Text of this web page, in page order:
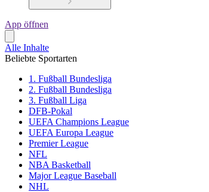
App öffnen
Alle Inhalte
Beliebte Sportarten
1. Fußball Bundesliga
2. Fußball Bundesliga
3. Fußball Liga
DFB-Pokal
UEFA Champions League
UEFA Europa League
Premier League
NFL
NBA Basketball
Major League Baseball
NHL